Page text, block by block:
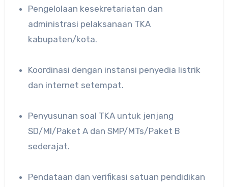
Pengelolaan kesekretariatan dan
administrasi pelaksanaan TKA
kabupaten/kota.
Koordinasi dengan instansi penyedia listrik
dan internet setempat.
Penyusunan soal TKA untuk jenjang
SD/MI/Paket A dan SMP/MTs/Paket B
sederajat.
Pendataan dan verifikasi satuan pendidikan